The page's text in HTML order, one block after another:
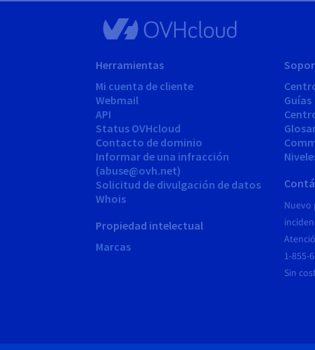
Herramientas
Mi cuenta de cliente
Webmail
API
Status OVHcloud
Contacto de dominio
Informar de una infracción
(abuse@ovh.net)
Solicitud de divulgación de datos
Whois
Propiedad intelectual
Marcas
Guías
Nuevo
1-855-
Sin